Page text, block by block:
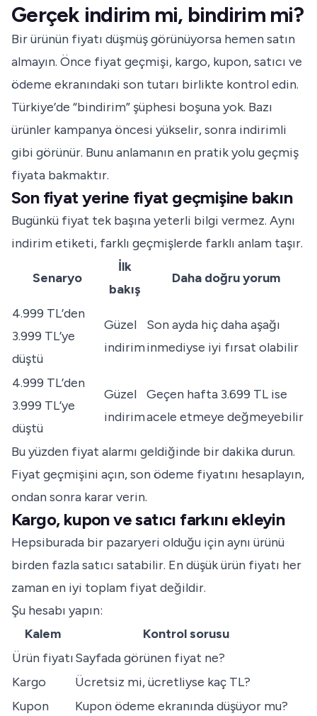
Gerçek indirim mi, bindirim mi?
Bir ürünün fiyatı düşmüş görünüyorsa hemen satın
almayın. Önce fiyat geçmişi, kargo, kupon, satıcı ve
ödeme ekranındaki son tutarı birlikte kontrol edin.
Türkiye’de “bindirim” şüphesi boşuna yok. Bazı
ürünler kampanya öncesi yükselir, sonra indirimli
gibi görünür. Bunu anlamanın en pratik yolu geçmiş
fiyata bakmaktır.
Son fiyat yerine fiyat geçmişine bakın
Bugünkü fiyat tek başına yeterli bilgi vermez. Aynı
indirim etiketi, farklı geçmişlerde farklı anlam taşır.
Senaryo
İlk
bakış
Daha doğru yorum
4.999 TL’den
3.999 TL’ye
düştü
Güzel
indirim
Son ayda hiç daha aşağı
inmediyse iyi fırsat olabilir
4.999 TL’den
3.999 TL’ye
düştü
Güzel
indirim
Geçen hafta 3.699 TL ise
acele etmeye değmeyebilir
Bu yüzden fiyat alarmı geldiğinde bir dakika durun.
Fiyat geçmişini açın, son ödeme fiyatını hesaplayın,
ondan sonra karar verin.
Kargo, kupon ve satıcı farkını ekleyin
Hepsiburada bir pazaryeri olduğu için aynı ürünü
birden fazla satıcı satabilir. En düşük ürün fiyatı her
zaman en iyi toplam fiyat değildir.
Şu hesabı yapın:
Kalem
Kontrol sorusu
Ürün fiyatıSayfada görünen fiyat ne?
Kargo
Ücretsiz mi, ücretliyse kaç TL?
Kupon
Kupon ödeme ekranında düşüyor mu?